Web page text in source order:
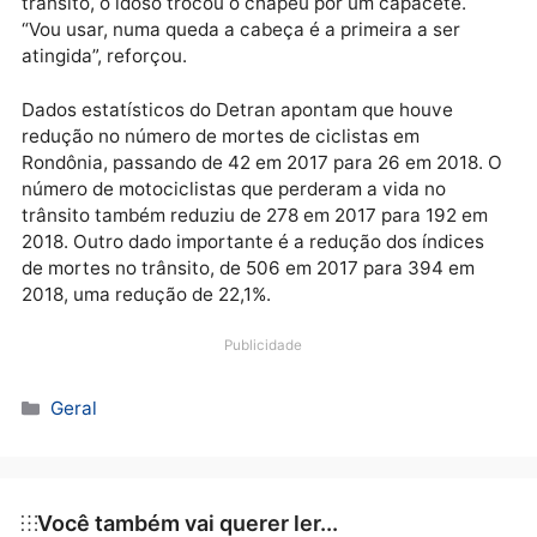
O senhor Manoel Antunes de 62 anos que é morador
bairro Nacional utiliza como meio de transporte, uma
bicicleta cargueira para se locomover pela cidade,
para trabalhar, fazer compras e até para passear.
ando de bicicleta há mais de 30 anos, é o meu meio
transporte, vou para todo lugar com ela”, afirmou o
idoso. Durante a blitz educativa, após receber as
orientações sobre a importância de utilizar os
equipamentos de segurança para a sua segurança
trânsito, o idoso trocou o chapéu por um capacete.
Dados estatísticos do Detran apontam que houve